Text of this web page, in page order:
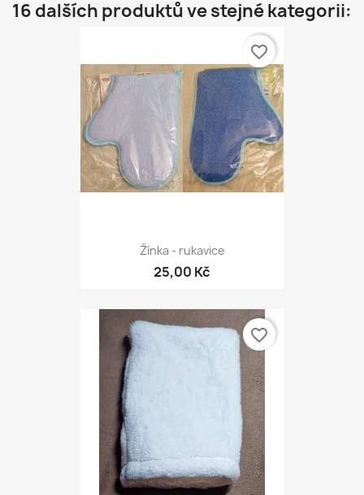
16 dalších produktů ve stejné kategorii:
Žínka - rukavice
25,00 Kč
favorite_border
favorite_border